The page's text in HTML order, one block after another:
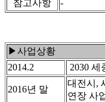
참고사항 -
▶사업상황
2014.2
2030
2016년 말
대전시,
연장 사